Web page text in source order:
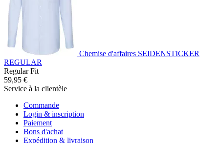
Chemise d'affaires SEIDENSTICKER
REGULAR
Regular Fit
59,95 €
Service à la clientèle
Commande
Login & inscription
Paiement
Bons d'achat
Expédition & livraison